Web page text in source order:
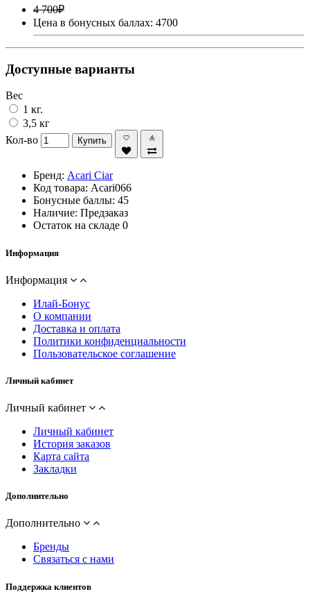
4 700₽
Цена в бонусных баллах: 4700
Доступные варианты
Вес
1 кг.
3,5 кг
Кол-во
Купить
Бренд: Acari Ciar
Код товара: Acari066
Бонусные баллы: 45
Наличие: Предзаказ
Остаток на складе 0
Информация
Информация
Илай-Бонус
О компании
Доставка и оплата
Политики конфиденциальности
Пользовательское соглашение
Личный кабинет
Личный кабинет
Личный кабинет
История заказов
Карта сайта
Закладки
Дополнительно
Дополнительно
Бренды
Связаться с нами
Поддержка клиентов